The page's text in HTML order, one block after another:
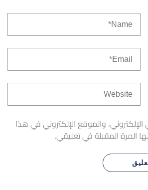
والموقع الإلكتروني في هذا
المرة المقبلة في تعليقي.